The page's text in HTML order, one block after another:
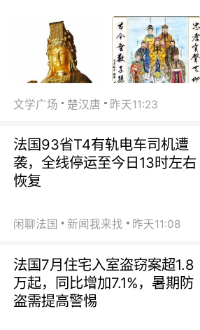
文学广场 楚汉唐 昨天11:23
法国93省T4有轨电车司机遭
袭，全线停运至今日13时左右
恢复
闲聊法国 新闻我来找 昨天11:08
法国7月住宅入室盗窃案超1.8
万起，同比增加7.1%，暑期防
盗需提高警惕